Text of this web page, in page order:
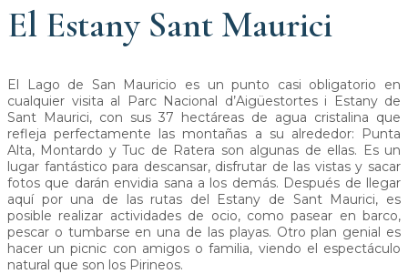
El Estany Sant Maurici
El Lago de San Mauricio es un punto casi obligatorio en
cualquier visita al Parc Nacional d’Aigüestortes i Estany de
Sant Maurici, con sus 37 hectáreas de agua cristalina que
refleja perfectamente las montañas a su alrededor: Punta
Alta, Montardo y Tuc de Ratera son algunas de ellas. Es un
lugar fantástico para descansar, disfrutar de las vistas y sacar
fotos que darán envidia sana a los demás. Después de llegar
aquí por una de las rutas del Estany de Sant Maurici, es
posible realizar actividades de ocio, como pasear en barco,
pescar o tumbarse en una de las playas. Otro plan genial es
hacer un picnic con amigos o familia, viendo el espectáculo
natural que son los Pirineos.